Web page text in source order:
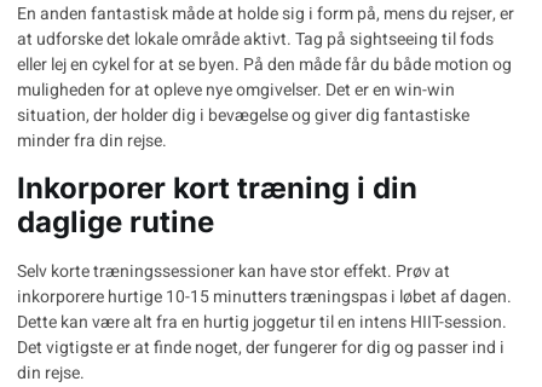
En anden fantastisk måde at holde sig i form på, mens du rejser, er
at udforske det lokale område aktivt. Tag på sightseeing til fods
eller lej en cykel for at se byen. På den måde får du både motion og
muligheden for at opleve nye omgivelser. Det er en win-win
situation, der holder dig i bevægelse og giver dig fantastiske
minder fra din rejse.
Inkorporer kort træning i din
daglige rutine
Selv korte træningssessioner kan have stor effekt. Prøv at
inkorporere hurtige 10-15 minutters træningspas i løbet af dagen.
Dette kan være alt fra en hurtig joggetur til en intens HIIT-session.
Det vigtigste er at finde noget, der fungerer for dig og passer ind i
din rejse.